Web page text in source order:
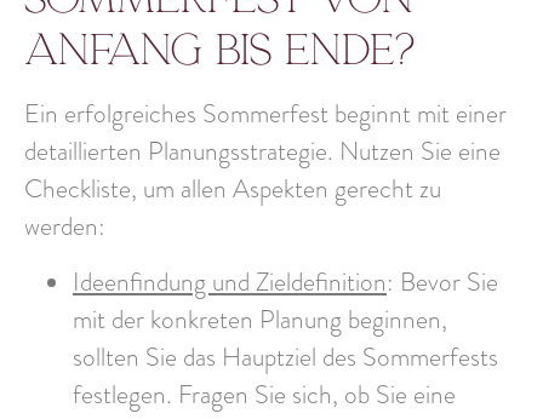
Anfang bis Ende?
Ein erfolgreiches Sommerfest beginnt mit einer
detaillierten Planungsstrategie. Nutzen Sie eine
Checkliste, um allen Aspekten gerecht zu
werden:
Ideenfindung und Zieldefinition: Bevor Sie
mit der konkreten Planung beginnen,
sollten Sie das Hauptziel des Sommerfests
festlegen. Fragen Sie sich, ob Sie eine